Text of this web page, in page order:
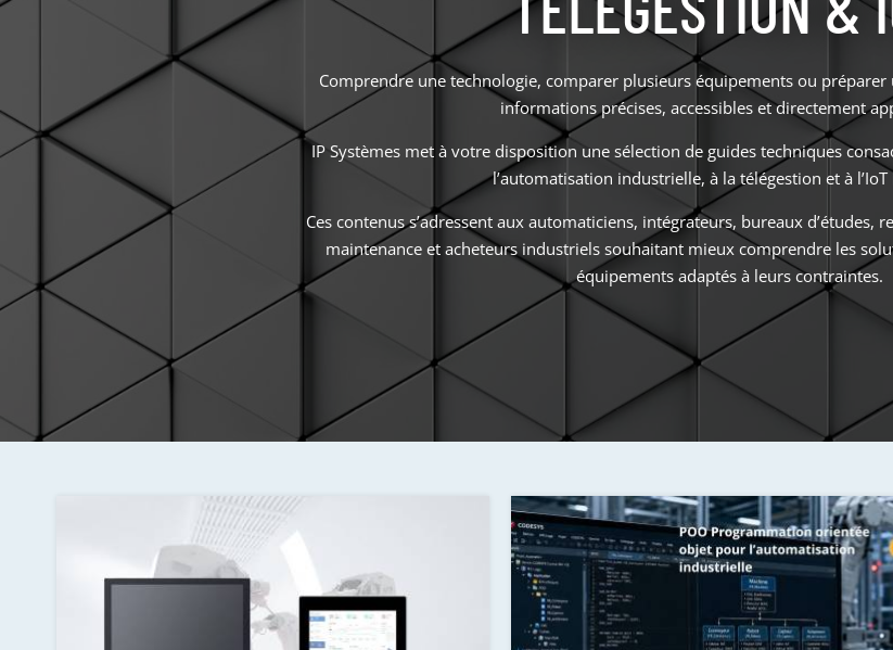
Comprendre une technologie, comparer plusieurs équipements ou
informations précises, accessibles et directement
IP Systèmes met à votre disposition une sélection de guides techniques
l’automatisation industrielle, à la télégestion et à
Ces contenus s’adressent aux automaticiens, intégrateurs, bureaux d’études,
maintenance et acheteurs industriels souhaitant mieux comprendre les
équipements adaptés à leurs contraintes.